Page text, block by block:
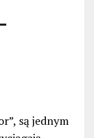
są jednym